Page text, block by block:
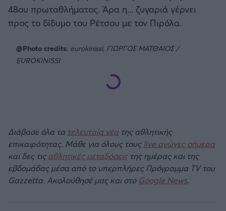
48ου πρωταθλήματος. Άρα η... ζυγαριά γέρνει
προς το δίδυμο του Ρέτσου με τον Πιρόλα.
@Photo credits: eurokinissi, ΓΙΩΡΓΟΣ ΜΑΤΘΑΙΟΣ /
EUROKINISSI
Διάβασε όλα τα τελευταία νέα της αθλητικής
επικαιρότητας. Μάθε για όλους τους live αγώνες σήμερα
και δες τιςαθλητικές μεταδόσειςτης ημέρας και της
εβδομάδας μέσα από το υπερπλήρες Πρόγραμμα TV του
Gazzetta. Ακολούθησέ μας και στο Google News.